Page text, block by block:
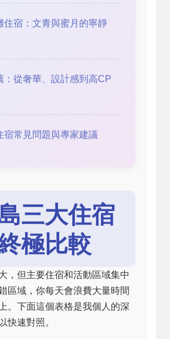
住宿：文青與蜜月的寧靜
：從奢華、設計感到高CP
宿常見問題與專家建議
三大住宿
極比較
，但主要住宿和活動區域集中
區域，你每天會浪費大量時間
。下面這個表格是我個人的深
快速對照。